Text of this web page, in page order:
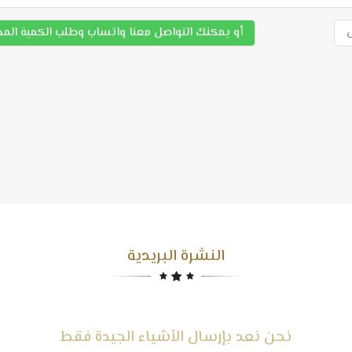
أو يمكنك التواصل معنا واتساب وطلب الكمية
النشرة البريدية
نحن نعد بإرسال الأشياء الجيدة فقط